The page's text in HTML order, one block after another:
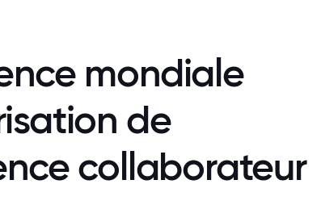
mondiale
de
collaborateur